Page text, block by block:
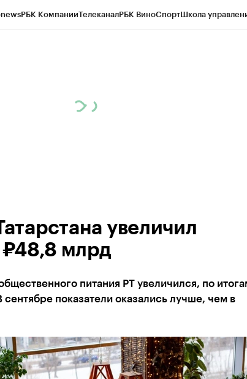
РБК КомпанииТелеканалРБК ВиноСпортШкола
увеличил
₽48,8 млрд
питания РТ увеличился, по
сентябре показатели оказались лучше, чем в